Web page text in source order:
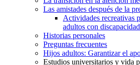
Las amistades después de la
Actividades recreativas
adultos con
Historias personales
Preguntas frecuentes
Hijos adultos: Garantizar el
Estudios universitarios y vida